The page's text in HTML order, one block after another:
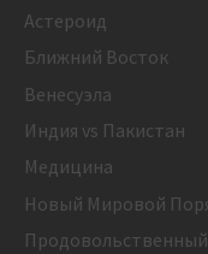
Астероид
Ближний Восток
Венесуэла
Индия vs Пакистан
Медицина
Новый Мировой
Продовольственный